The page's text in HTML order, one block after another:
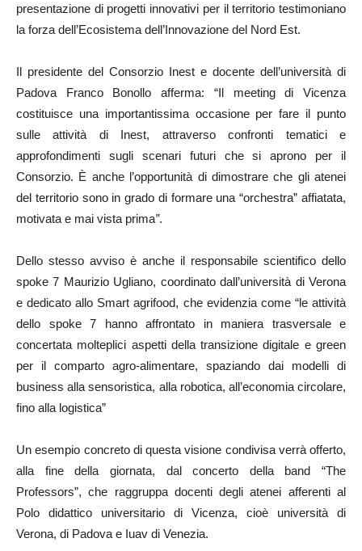
presentazione di progetti innovativi per il territorio testimoniano
la forza dell’Ecosistema dell’Innovazione del Nord Est.
Il presidente del Consorzio Inest e docente dell’università di
Padova Franco Bonollo afferma: “Il meeting di Vicenza
costituisce una importantissima occasione per fare il punto
sulle attività di Inest, attraverso confronti tematici e
approfondimenti sugli scenari futuri che si aprono per il
Consorzio. È anche l’opportunità di dimostrare che gli atenei
del territorio sono in grado di formare una “orchestra” affiatata,
motivata e mai vista prima”.
Dello stesso avviso è anche il responsabile scientifico dello
spoke 7 Maurizio Ugliano, coordinato dall’università di Verona
e dedicato allo Smart agrifood, che evidenzia come “le attività
dello spoke 7 hanno affrontato in maniera trasversale e
concertata molteplici aspetti della transizione digitale e green
per il comparto agro-alimentare, spaziando dai modelli di
business alla sensoristica, alla robotica, all’economia circolare,
fino alla logistica”
Un esempio concreto di questa visione condivisa verrà offerto,
alla fine della giornata, dal concerto della band “The
Professors”, che raggruppa docenti degli atenei afferenti al
Polo didattico universitario di Vicenza, cioè università di
Verona, di Padova e Iuav di Venezia.